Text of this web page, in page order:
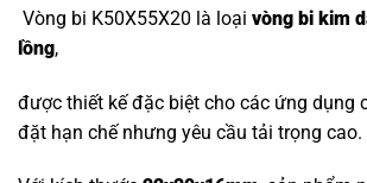
Vòng bi K50X55X20 là loại vòng bi kim
lồng,
được thiết kế đặc biệt cho các ứng dụng
đặt hạn chế nhưng yêu cầu tải trọng cao.